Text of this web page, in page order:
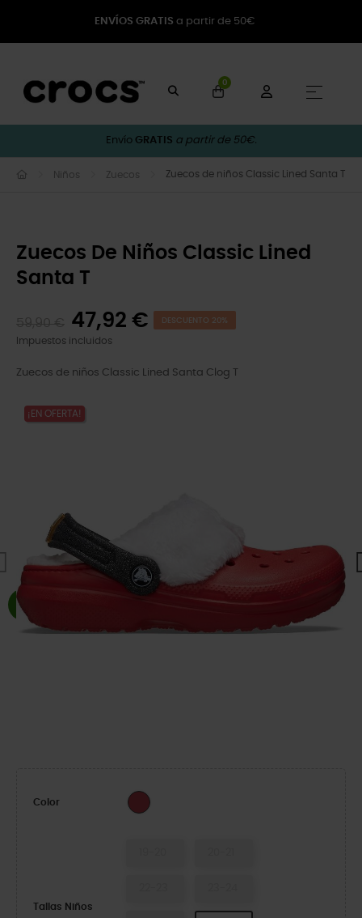
ENVÍOS GRATIS a partir de 50€
0
☰
Envío GRATIS a partir de 50€.
Niños Zuecos Zuecos de niños Classic Lined Santa T
Zuecos De Niños Classic Lined
Santa T
47,92 € DESCUENTO 20%
Impuestos incluidos
Zuecos de niños Classic Lined Santa Clog T
¡EN OFERTA!
Color Varsity Red/Multi
Tallas Niños